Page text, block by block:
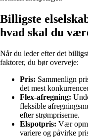
Billigste
hvad skal du
Når du leder efter det
faktorer, du bør overveje:
Pris: Sammenlign
det mest
Flex-afregning:
fleksible
efter strømpriserne.
Elspotpris: Vær
variere og påvirke